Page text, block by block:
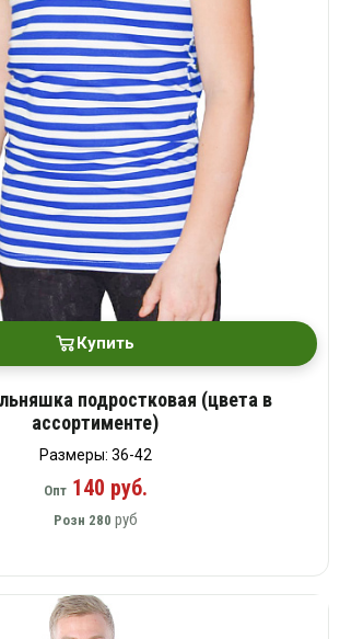
Купить
подростковая (цвета в
ассортименте)
Размеры: 36-42
Опт140 руб.
Розн 280 руб